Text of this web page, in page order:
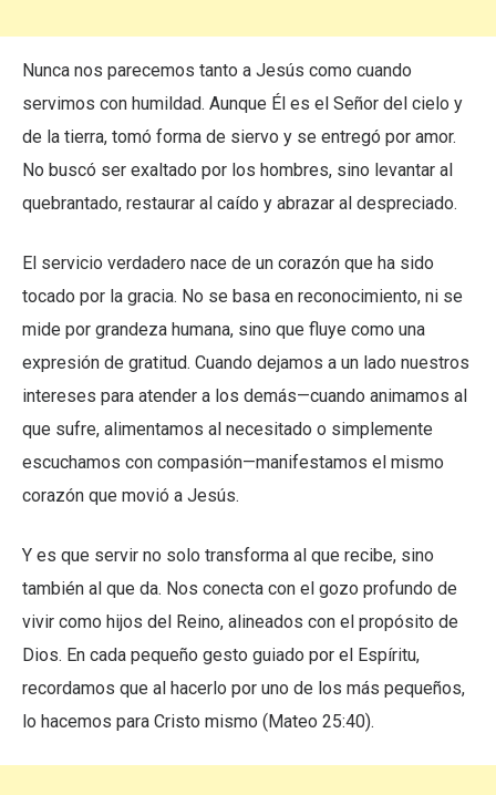
Nunca nos parecemos tanto a Jesús como cuando
servimos con humildad. Aunque Él es el Señor del cielo y
de la tierra, tomó forma de siervo y se entregó por amor.
No buscó ser exaltado por los hombres, sino levantar al
quebrantado, restaurar al caído y abrazar al despreciado.
El servicio verdadero nace de un corazón que ha sido
tocado por la gracia. No se basa en reconocimiento, ni se
mide por grandeza humana, sino que fluye como una
expresión de gratitud. Cuando dejamos a un lado nuestros
intereses para atender a los demás—cuando animamos al
que sufre, alimentamos al necesitado o simplemente
escuchamos con compasión—manifestamos el mismo
corazón que movió a Jesús.
Y es que servir no solo transforma al que recibe, sino
también al que da. Nos conecta con el gozo profundo de
vivir como hijos del Reino, alineados con el propósito de
Dios. En cada pequeño gesto guiado por el Espíritu,
recordamos que al hacerlo por uno de los más pequeños,
lo hacemos para Cristo mismo (Mateo 25:40).